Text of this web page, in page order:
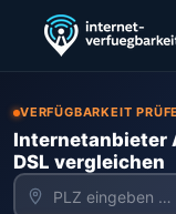
VERFÜGBARKEIT
Internetanbieter
DSL vergleichen